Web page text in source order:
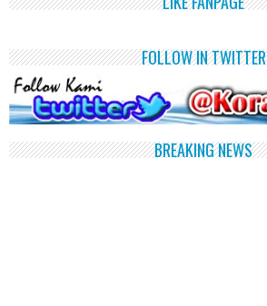
FOLLOW IN TWITTER
BREAKING NEWS